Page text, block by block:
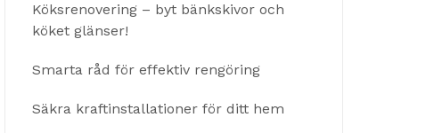
Köksrenovering – byt bänkskivor och
köket glänser!
Smarta råd för effektiv rengöring
Säkra kraftinstallationer för ditt hem